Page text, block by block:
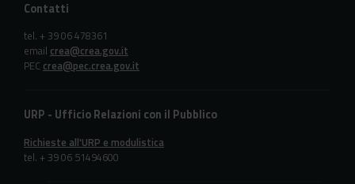
Contatti
tel. + 39 06 478361
email crea@crea.gov.it
PEC crea@pec.crea.gov.it
URP - Ufficio Relazioni con il Pubblico
Richieste all'URP e modulistica
tel. + 39 06 51494600